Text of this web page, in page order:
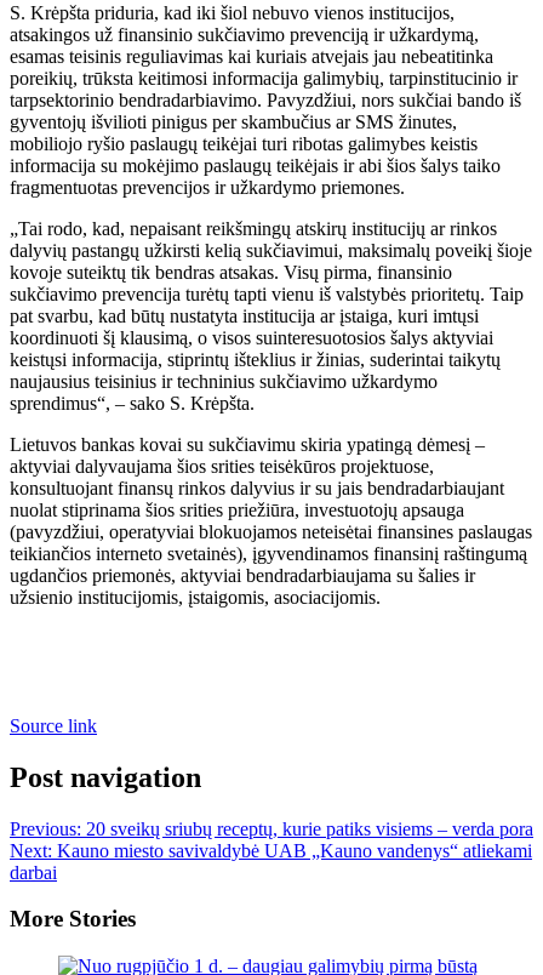
S. Krėpšta priduria, kad iki šiol nebuvo vienos institucijos,
atsakingos už finansinio sukčiavimo prevenciją ir užkardymą,
esamas teisinis reguliavimas kai kuriais atvejais jau nebeatitinka
poreikių, trūksta keitimosi informacija galimybių, tarpinstitucinio ir
tarpsektorinio bendradarbiavimo. Pavyzdžiui, nors sukčiai bando iš
gyventojų išvilioti pinigus per skambučius ar SMS žinutes,
mobiliojo ryšio paslaugų teikėjai turi ribotas galimybes keistis
informacija su mokėjimo paslaugų teikėjais ir abi šios šalys taiko
fragmentuotas prevencijos ir užkardymo priemones.
„Tai rodo, kad, nepaisant reikšmingų atskirų institucijų ar rinkos
dalyvių pastangų užkirsti kelią sukčiavimui, maksimalų poveikį šioje
kovoje suteiktų tik bendras atsakas. Visų pirma, finansinio
sukčiavimo prevencija turėtų tapti vienu iš valstybės prioritetų. Taip
pat svarbu, kad būtų nustatyta institucija ar įstaiga, kuri imtųsi
koordinuoti šį klausimą, o visos suinteresuotosios šalys aktyviai
keistųsi informacija, stiprintų išteklius ir žinias, suderintai taikytų
naujausius teisinius ir techninius sukčiavimo užkardymo
sprendimus“, – sako S. Krėpšta.
Lietuvos bankas kovai su sukčiavimu skiria ypatingą dėmesį –
aktyviai dalyvaujama šios srities teisėkūros projektuose,
konsultuojant finansų rinkos dalyvius ir su jais bendradarbiaujant
nuolat stiprinama šios srities priežiūra, investuotojų apsauga
(pavyzdžiui, operatyviai blokuojamos neteisėtai finansines paslaugas
teikiančios interneto svetainės), įgyvendinamos finansinį raštingumą
ugdančios priemonės, aktyviai bendradarbiaujama su šalies ir
užsienio institucijomis, įstaigomis, asociacijomis.
Source link
Post navigation
Previous: 20 sveikų sriubų receptų, kurie patiks visiems – verda pora
Next: Kauno miesto savivaldybė UAB „Kauno vandenys“ atliekami
darbai
More Stories